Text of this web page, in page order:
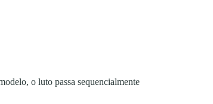
o luto passa sequencialmente